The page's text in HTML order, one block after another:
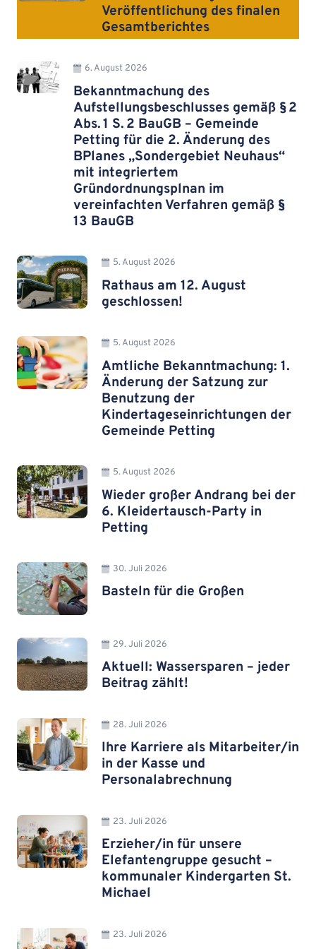
Veröffentlichung des finalen
Gesamtberichtes
6. August 2026
Bekanntmachung des
Aufstellungsbeschlusses gemäß § 2
Abs. 1 S. 2 BauGB – Gemeinde
Petting für die 2. Änderung des
BPlanes „Sondergebiet Neuhaus“
mit integriertem
Gründordnungsplnan im
vereinfachten Verfahren gemäß §
13 BauGB
5. August 2026
Rathaus am 12. August
geschlossen!
5. August 2026
Amtliche Bekanntmachung: 1.
Änderung der Satzung zur
Benutzung der
Kindertageseinrichtungen der
Gemeinde Petting
5. August 2026
Wieder großer Andrang bei der
6. Kleidertausch-Party in
Petting
30. Juli 2026
Basteln für die Großen
29. Juli 2026
Aktuell: Wassersparen – jeder
Beitrag zählt!
28. Juli 2026
Ihre Karriere als Mitarbeiter/in
in der Kasse und
Personalabrechnung
23. Juli 2026
Erzieher/in für unsere
Elefantengruppe gesucht –
kommunaler Kindergarten St.
Michael
23. Juli 2026